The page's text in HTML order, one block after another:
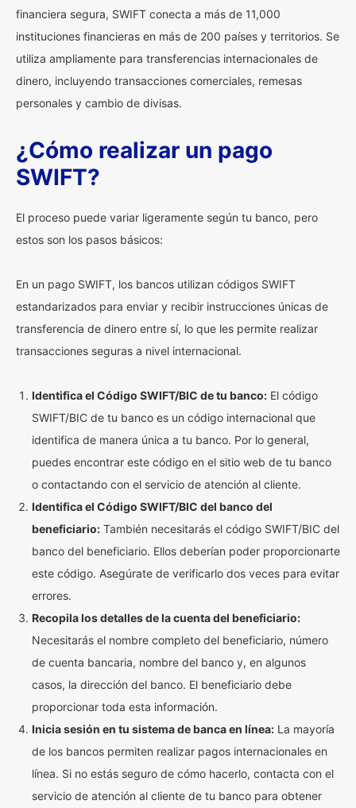
financiera segura, SWIFT conecta a más de 11,000
instituciones financieras en más de 200 países y territorios. Se
utiliza ampliamente para transferencias internacionales de
dinero, incluyendo transacciones comerciales, remesas
personales y cambio de divisas.
¿Cómo realizar un pago
SWIFT?
El proceso puede variar ligeramente según tu banco, pero
estos son los pasos básicos:
En un pago SWIFT, los bancos utilizan códigos SWIFT
estandarizados para enviar y recibir instrucciones únicas de
transferencia de dinero entre sí, lo que les permite realizar
transacciones seguras a nivel internacional.
Identifica el Código SWIFT/BIC de tu banco: El código
SWIFT/BIC de tu banco es un código internacional que
identifica de manera única a tu banco. Por lo general,
puedes encontrar este código en el sitio web de tu banco
o contactando con el servicio de atención al cliente.
Identifica el Código SWIFT/BIC del banco del
beneficiario: También necesitarás el código SWIFT/BIC del
banco del beneficiario. Ellos deberían poder proporcionarte
este código. Asegúrate de verificarlo dos veces para evitar
errores.
Recopila los detalles de la cuenta del beneficiario:
Necesitarás el nombre completo del beneficiario, número
de cuenta bancaria, nombre del banco y, en algunos
casos, la dirección del banco. El beneficiario debe
proporcionar toda esta información.
Inicia sesión en tu sistema de banca en línea: La mayoría
de los bancos permiten realizar pagos internacionales en
línea. Si no estás seguro de cómo hacerlo, contacta con el
servicio de atención al cliente de tu banco para obtener